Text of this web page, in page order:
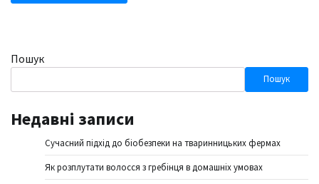
Пошук
Пошук
Недавні записи
Сучасний підхід до біобезпеки на тваринницьких фермах
Як розплутати волосся з гребінця в домашніх умовах